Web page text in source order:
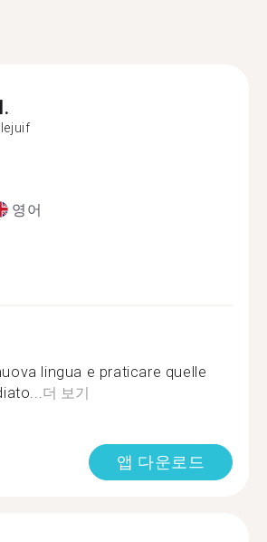
영어
lingua e praticare quelle
더 보기
앱 다운로드